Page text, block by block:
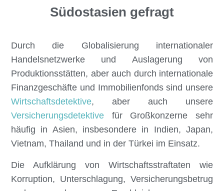
Südostasien gefragt
Durch die Globalisierung internationaler
Handelsnetzwerke und Auslagerung von
Produktionsstätten, aber auch durch internationale
Finanzgeschäfte und Immobilienfonds sind unsere
Wirtschaftsdetektive, aber auch unsere
Versicherungsdetektive für Großkonzerne sehr
häufig in Asien, insbesondere in Indien, Japan,
Vietnam, Thailand und in der Türkei im Einsatz.
Die Aufklärung von Wirtschaftsstraftaten wie
Korruption, Unterschlagung, Versicherungsbetrug